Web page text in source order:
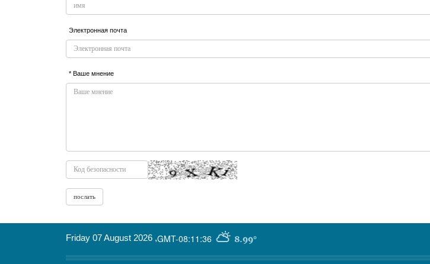
Электронная почта
* Ваше мнение
GMT-08:11:36 8.99°
Friday 07 August 2026 ,